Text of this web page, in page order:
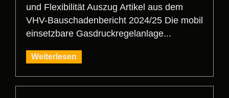
und Flexibilität Auszug Artikel aus dem
VHV-Bauschadenbericht 2024/25 Die mobil
einsetzbare Gasdruckregelanlage...
Weiterlesen